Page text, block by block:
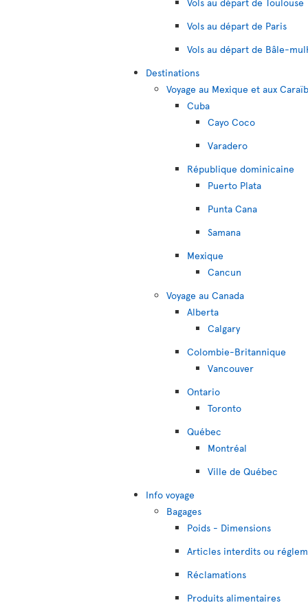
Vols au départ de Paris
Vols au départ de Bâle-
Destinations
Voyage au Mexique et aux
Cuba
Cayo Coco
Varadero
République dominicaine
Puerto Plata
Punta Cana
Samana
Mexique
Cancun
Voyage au Canada
Alberta
Calgary
Colombie-Britannique
Vancouver
Ontario
Toronto
Québec
Montréal
Ville de Québec
Info voyage
Bagages
Poids - Dimensions
Articles interdits ou
Réclamations
Produits alimentaires